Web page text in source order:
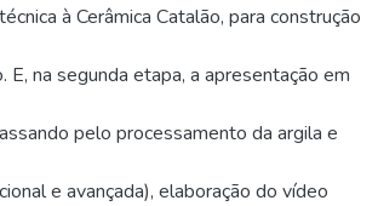
à Cerâmica Catalão, para construção
na segunda etapa, a apresentação em
pelo processamento da argila e
e avançada), elaboração do vídeo